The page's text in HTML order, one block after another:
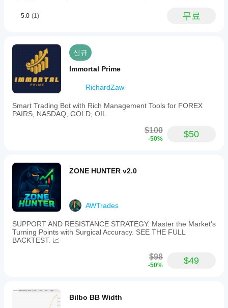
5.0 (1) 무료
신규
Immortal Prime
RichardZaw
Smart Trading Bot with Rich Management Tools for FOREX
PAIRS, NASDAQ, GOLD, OIL
$100
-50% $50
ZONE HUNTER v2.0
AWTrades
SUPPORT AND RESISTANCE STRATEGY. Master the Market’s
Turning Points with Surgical Accuracy. SEE THE FULL
BACKTEST. 📈
$98
-50% $49
Bilbo BB Width